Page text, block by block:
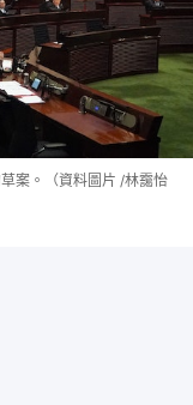
案。（資料圖片 /林靄怡